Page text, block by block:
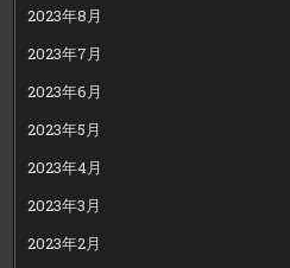
2023年8月
2023年7月
2023年6月
2023年5月
2023年4月
2023年3月
2023年2月